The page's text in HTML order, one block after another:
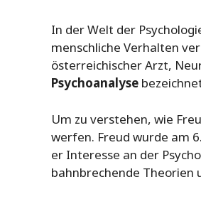
In der Welt der
menschliche Verhalten
österreichischer Arzt,
Psychoanalyse
Um zu verstehen, wie
werfen. Freud wurde am
er Interesse an der
bahnbrechende Theorien